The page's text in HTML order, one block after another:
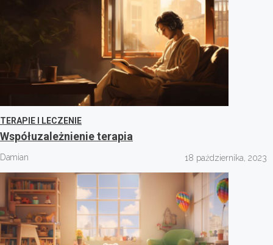
TERAPIE I LECZENIE
Współuzależnienie terapia
Damian 18 października, 2023